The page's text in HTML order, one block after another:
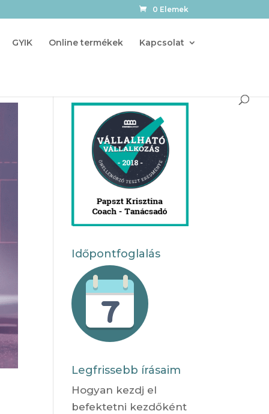
0 Elemek
GYIK Online termékek Kapcsolat
Időpontfoglalás
Legfrissebb írásaim
Hogyan kezdj el
befektetni kezdőként